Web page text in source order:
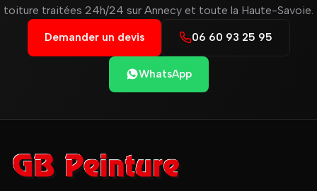
toiture traitées 24h/24 sur Annecy et toute la Haute-Savoie.
Demander un devis 06 60 93 25 95
WhatsApp